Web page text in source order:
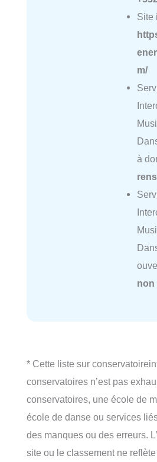
Site
m/
à
non
* Cette liste sur
conservatoires n’est pas
conservatoires, une école de
école de danse ou services
des manques ou des erreurs.
site ou le classement ne